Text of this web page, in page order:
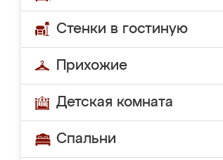
Стенки в гостиную
Прихожие
Детская комната
Спальни